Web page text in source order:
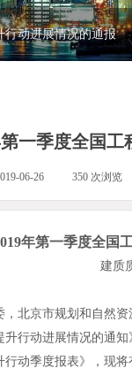
行动进展情况的通报
一季度全国
06-26 350 次浏览
年第一季度全国
建质
北京市规划和自然
动进展情况的通知
动季度报表》，现将